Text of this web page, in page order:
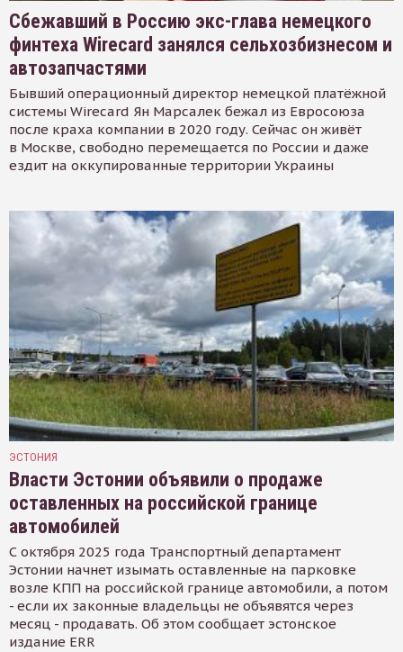
Сбежавший в Россию экс-глава немецкого
финтеха Wirecard занялся сельхозбизнесом и
автозапчастями
Бывший операционный директор немецкой платёжной
системы Wirecard Ян Марсалек бежал из Евросоюза
после краха компании в 2020 году. Сейчас он живёт
в Москве, свободно перемещается по России и даже
ездит на оккупированные территории Украины
ЭСТОНИЯ
Власти Эстонии объявили о продаже
оставленных на российской границе
автомобилей
С октября 2025 года Транспортный департамент
Эстонии начнет изымать оставленные на парковке
возле КПП на российской границе автомобили, а потом
- если их законные владельцы не объявятся через
месяц - продавать. Об этом сообщает эстонское
издание ERR